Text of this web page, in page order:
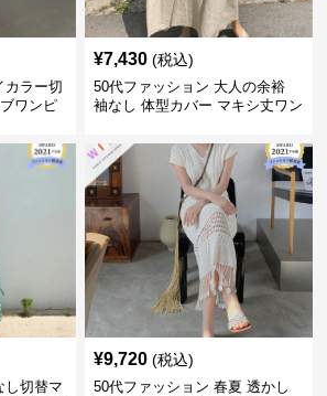
カラー切
ワンピ
¥7,430 (税込)
50代ファッション 大人の余裕
袖なし 体型カバー マキシ丈ワン
し切替マ
¥9,720 (税込)
50代ファッション 春夏 透かし